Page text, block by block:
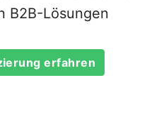
B2B-Lösungen
erfahren